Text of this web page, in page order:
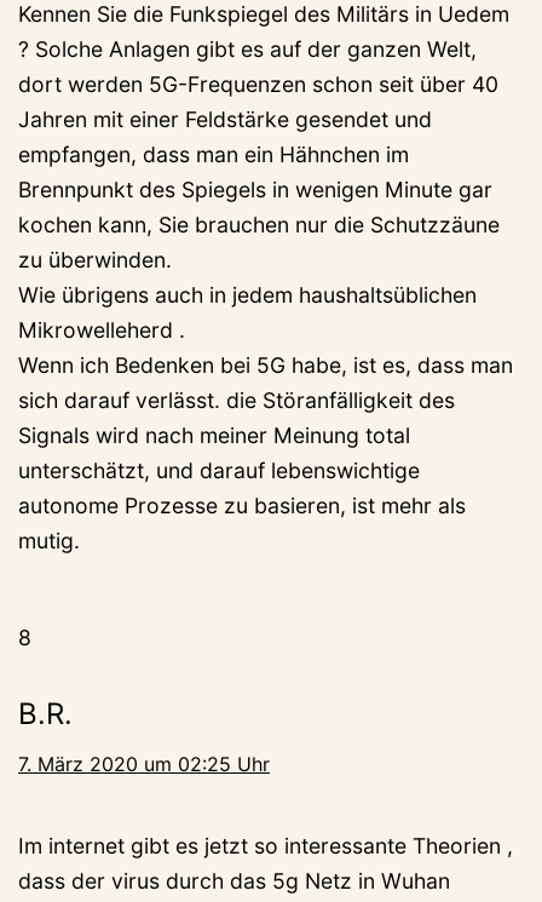
Kennen Sie die Funkspiegel des Militärs in Uedem
? Solche Anlagen gibt es auf der ganzen Welt,
dort werden 5G-Frequenzen schon seit über 40
Jahren mit einer Feldstärke gesendet und
empfangen, dass man ein Hähnchen im
Brennpunkt des Spiegels in wenigen Minute gar
kochen kann, Sie brauchen nur die Schutzzäune
zu überwinden.
Wie übrigens auch in jedem haushaltsüblichen
Mikrowelleherd .
Wenn ich Bedenken bei 5G habe, ist es, dass man
sich darauf verlässt. die Störanfälligkeit des
Signals wird nach meiner Meinung total
unterschätzt, und darauf lebenswichtige
autonome Prozesse zu basieren, ist mehr als
mutig.
8
B.R.
7. März 2020 um 02:25 Uhr
Im internet gibt es jetzt so interessante Theorien ,
dass der virus durch das 5g Netz in Wuhan